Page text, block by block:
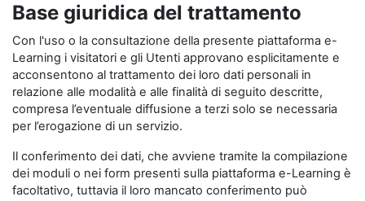
Base giuridica del trattamento
Con l'uso o la consultazione della presente piattaforma e-
Learning i visitatori e gli Utenti approvano esplicitamente e
acconsentono al trattamento dei loro dati personali in
relazione alle modalità e alle finalità di seguito descritte,
compresa l’eventuale diffusione a terzi solo se necessaria
per l’erogazione di un servizio.
Il conferimento dei dati, che avviene tramite la compilazione
dei moduli o nei form presenti sulla piattaforma e-Learning è
facoltativo, tuttavia il loro mancato conferimento può